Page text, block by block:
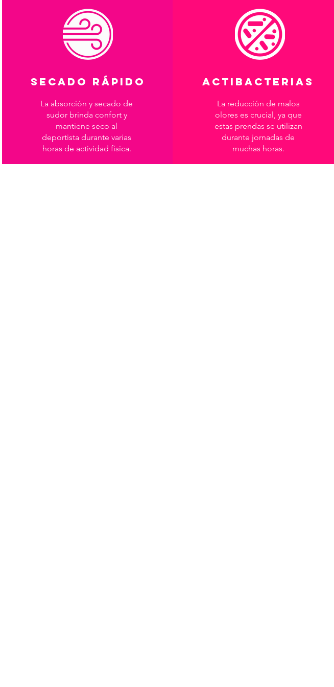
SECADO RÁPIDO
La absorción y secado de
sudor brinda confort y
mantiene seco al
deportista durante varias
horas de actividad física.
ACTIBACTERIAS
La reducción de malos
olores es crucial, ya que
estas prendas se utilizan
durante jornadas de
muchas horas.